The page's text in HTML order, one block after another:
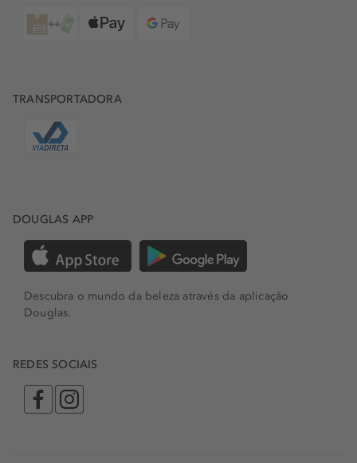
TRANSPORTADORA
DOUGLAS APP
Descubra o mundo da beleza através da aplicação
Douglas.
REDES SOCIAIS